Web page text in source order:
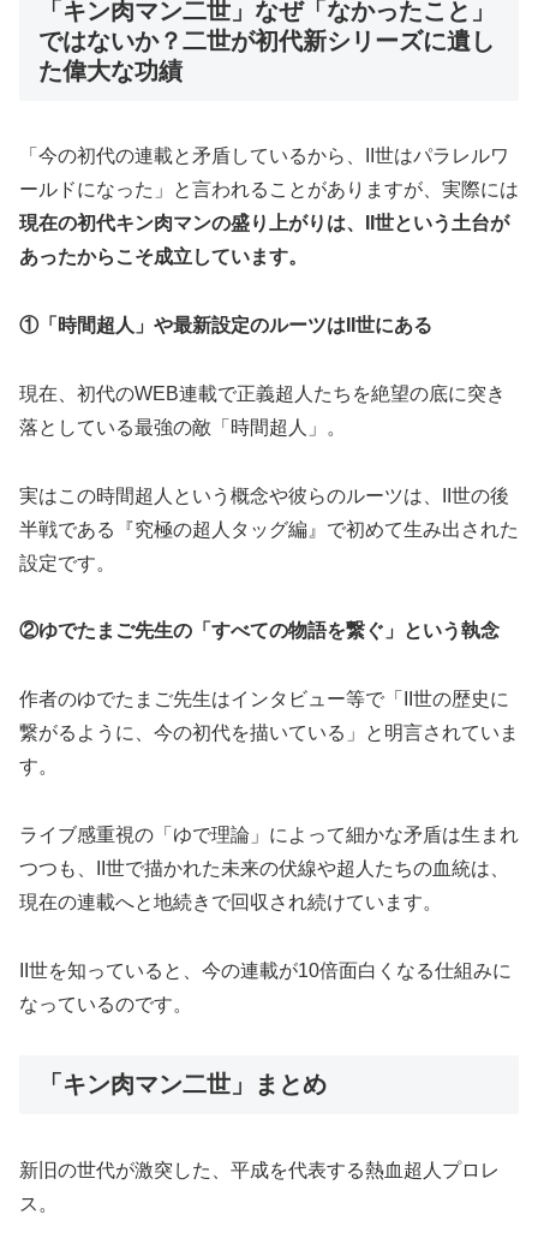
「キン肉マン二世」なぜ「なかったこと」
ではないか？二世が初代新シリーズに遺し
た偉大な功績
「今の初代の連載と矛盾しているから、II世はパラレルワ
ールドになった」と言われることがありますが、実際には
現在の初代キン肉マンの盛り上がりは、II世という土台が
あったからこそ成立しています。
①「時間超人」や最新設定のルーツはII世にある
現在、初代のWEB連載で正義超人たちを絶望の底に突き
落としている最強の敵「時間超人」。
実はこの時間超人という概念や彼らのルーツは、II世の後
半戦である『究極の超人タッグ編』で初めて生み出された
設定です。
②ゆでたまご先生の「すべての物語を繋ぐ」という執念
作者のゆでたまご先生はインタビュー等で「II世の歴史に
繋がるように、今の初代を描いている」と明言されていま
す。
ライブ感重視の「ゆで理論」によって細かな矛盾は生まれ
つつも、II世で描かれた未来の伏線や超人たちの血統は、
現在の連載へと地続きで回収され続けています。
II世を知っていると、今の連載が10倍面白くなる仕組みに
なっているのです。
「キン肉マン二世」まとめ
新旧の世代が激突した、平成を代表する熱血超人プロレ
ス。